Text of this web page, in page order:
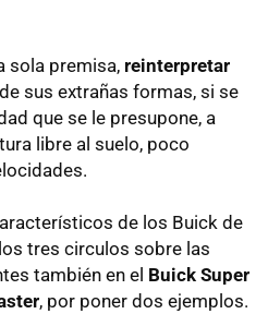
sola premisa, reinterpretar
sus extrañas formas, si se
que se le presupone, a
libre al suelo, poco
de los Buick de
tres circulos sobre las
también en el Buick Super
, por poner dos ejemplos.